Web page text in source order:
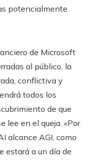
potencialmente
de Microsoft
al público, la
conflictiva y
todos los
de que
lee en el queja. «Por
alcance AGI, como
estará a un día de